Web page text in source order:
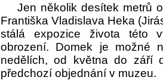
Jen několik desítek metrů
Františka Vladislava Heka
stálá expozice života této
obrození. Domek je možné
nedělích, od května do září
předchozí objednání v muzeu.